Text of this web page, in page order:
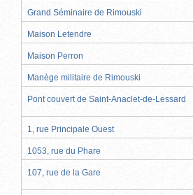
Grand Séminaire de Rimouski
Maison Letendre
Maison Perron
Manège militaire de Rimouski
Pont couvert de Saint-Anaclet-de-Lessard
1, rue Principale Ouest
1053, rue du Phare
107, rue de la Gare